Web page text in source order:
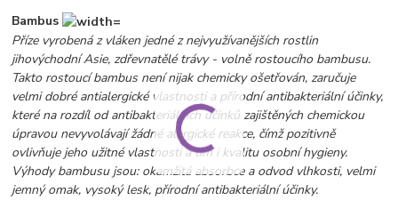
Bambus
Příze vyrobená z vláken jedné z nejvyužívanějších rostlin
jihovýchodní Asie, zdřevnatělé trávy - volně rostoucího bambusu.
Takto rostoucí bambus není nijak chemicky ošetřován, zaručuje
velmi dobré antialergické vlastnosti a přírodní antibakteriální účinky,
které na rozdíl od antibakteriálních účinků zajištěných chemickou
úpravou nevyvolávají žádné alergické reakce, čímž pozitivně
ovlivňuje jeho užitné vlastnosti a tím i kvalitu osobní hygieny.
Výhody bambusu jsou: okamžitá absorbce a odvod vlhkosti, velmi
jemný omak, vysoký lesk, přírodní antibakteriální účinky.